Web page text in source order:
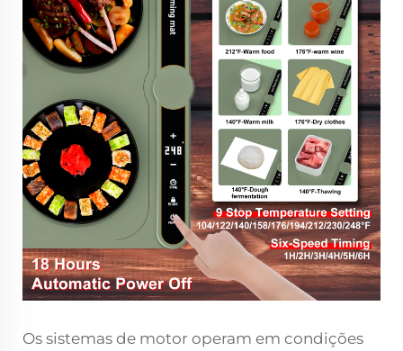
Os sistemas de motor operam em condições